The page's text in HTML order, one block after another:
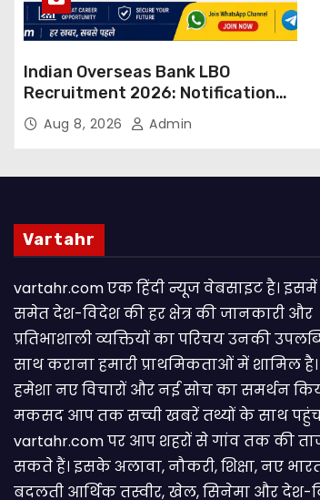
Indian Overseas Bank LBO
Recruitment 2026: Notification
Out for 250 Posts, Apply Online
Aug 8, 2026 Admin
Vartahr
vartahr.com एक हिंदी न्यूज वेबसाइट है। इसमें
समेत देश-विदेश की हर क्षेत्र की जानकारी और
प्रतिभाशाली व्यक्तियों का परिचय उनकी
साथ कराना हमारी प्राथमिकताओं में शामिल
हमेशा नए विचारों और नई सोच का समर्थन
मकसद आप तक सच्ची खबरें तथ्यों के साथ
vartahr.com पर आप शहरों से गांव तक की
सकते हैं। इसके अलावा, नौकरी, शिक्षा, नए
बदलती आर्थिक तस्वीर, खेल, सिनेमा और देश-